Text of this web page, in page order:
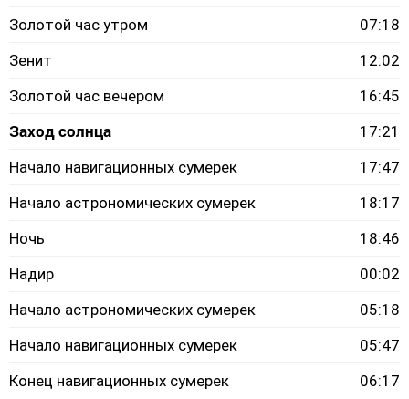
Золотой час утром
07:18
Зенит
12:02
Золотой час вечером
16:45
Заход солнца
17:21
Начало навигационных сумерек
17:47
Начало астрономических сумерек
18:17
Ночь
18:46
Надир
00:02
Начало астрономических сумерек
05:18
Начало навигационных сумерек
05:47
Конец навигационных сумерек
06:17